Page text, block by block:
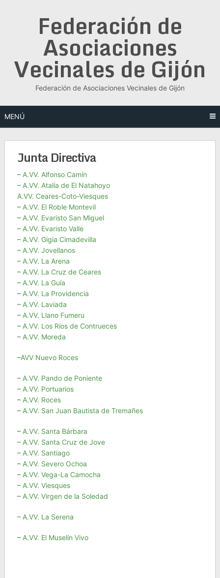
Federación de
Asociaciones
Vecinales de Gijón
Federación de Asociaciones Vecinales de Gijón
MENÚ
Junta Directiva
– A.VV. Alfonso Camín
– A.VV. Atalía de El Natahoyo
A.VV. Ceares-Coto-Viesques
– A.VV. El Roble Montevil
– A.VV. Evaristo San Miguel
– A.VV. Evaristo Valle
– A.VV. Gigia Cimadevilla
– A.VV. Jovellanos
– A.VV. La Arena
– A.VV. La Cruz de Ceares
– A.VV. La Guía
– A.VV. La Providencia
– A.VV. Laviada
– A.VV. Llano Fumeru
– A.VV. Los Ríos de Contrueces
– A.VV. Moreda
–AVV Nuevo Roces
– A.VV. Pando de Poniente
– A.VV. Portuarios
– A.VV. Roces
– A.VV. San Juan Bautista de Tremañes
– A.VV. Santa Bárbara
– A.VV. Santa Cruz de Jove
– A.VV. Santiago
– A.VV. Severo Ochoa
– A.VV. Vega-La Camocha
– A.VV. Viesques
– A.VV. Virgen de la Soledad
– A.VV. La Serena
– A.VV. El Muselín Vivo